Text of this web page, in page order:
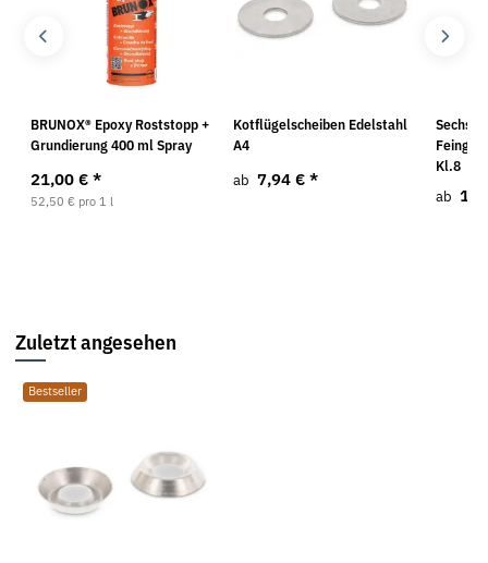
BRUNOX® Epoxy Roststopp +
Grundierung 400 ml Spray
21,00 € *
52,50 € pro 1 l
Kotflügelscheiben Edelstahl
A4
ab 7,94 € *
Kl.8
ab
Zuletzt angesehen
Bestseller